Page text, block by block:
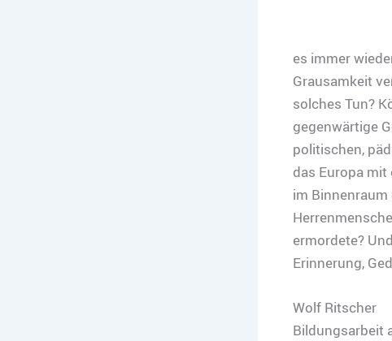
es immer
Grausamkeit
solches Tun?
gegenwärtige
politischen,
das Europa
im
ermordete?
Erinnerung,
Wolf Ritscher
Bildungsarbeit